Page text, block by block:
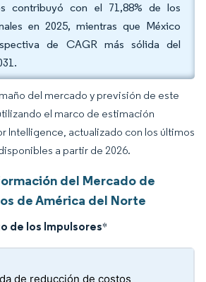
contribuyó con el 71,88% de los
en 2025, mientras que México
de CAGR más sólida del
del mercado y previsión de este
el marco de estimación
Intelligence, actualizado con los últimos
a partir de 2026.
del Mercado de
de América del Norte
de los Impulsores*
de reducción de costos